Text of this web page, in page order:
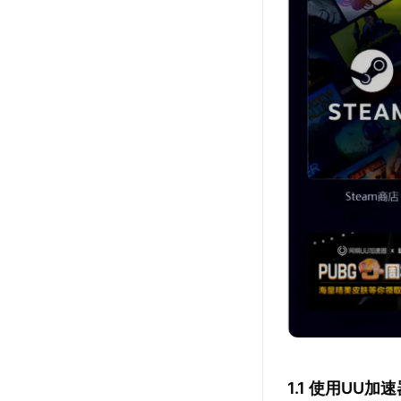
1.1 使用UU加